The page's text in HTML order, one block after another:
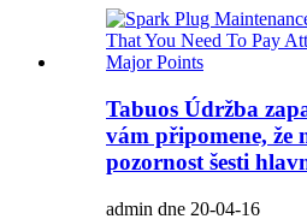
Tabuos Údržba
vám připomene, že
pozornost šesti
admin dne 20-04-16